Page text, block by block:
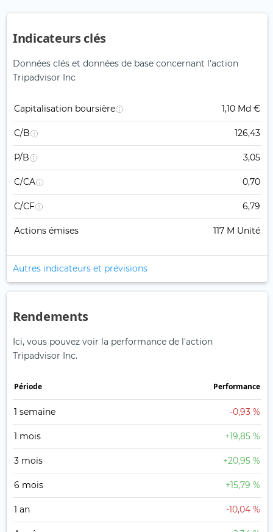
Indicateurs clés
Données clés et données de base concernant l'action
Tripadvisor Inc
Capitalisation boursière 1,10 Md €
C/B 126,43
P/B 3,05
C/CA 0,70
C/CF 6,79
Actions émises 117 M Unité
Autres indicateurs et prévisions
Rendements
Ici, vous pouvez voir la performance de l'action
Tripadvisor Inc.
Période Performance
1 semaine -0,93 %
1 mois +19,85 %
3 mois +20,95 %
6 mois +15,79 %
1 an -10,04 %